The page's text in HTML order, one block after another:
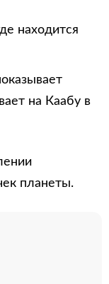
находится
на Каабу в
планеты.